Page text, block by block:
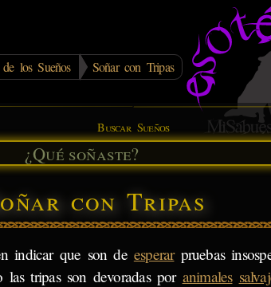
los Sueños Soñar con Tripas
Buscar Sueños
con Tripas
indicar que son de esperarpruebas
tripas son devoradas por animales